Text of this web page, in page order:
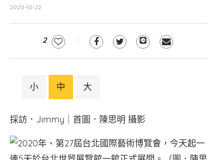
2020-10-22
2
小 中 大
採訪．Jimmy｜首圖．陳思明 攝影